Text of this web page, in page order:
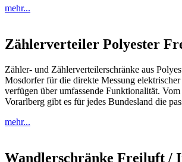
mehr...
Zählerverteiler Polyester
Zähler- und Zählerverteilerschränke aus
Mosdorfer für die direkte Messung
verfügen über umfassende Funktionalität.
Vorarlberg gibt es für jedes Bundesland die
mehr...
Wandlerschränke Freiluft /